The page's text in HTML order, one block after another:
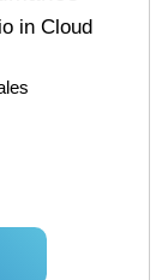
in Cloud